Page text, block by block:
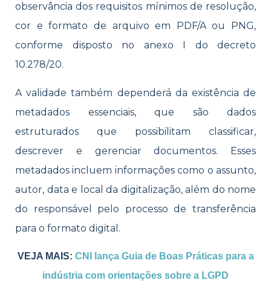
observância dos requisitos mínimos de resolução,
cor e formato de arquivo em PDF/A ou PNG,
conforme disposto no anexo I do decreto
10.278/20.
A validade também dependerá da existência de
metadados essenciais, que são dados
estruturados que possibilitam classificar,
descrever e gerenciar documentos. Esses
metadados incluem informações como o assunto,
autor, data e local da digitalização, além do nome
do responsável pelo processo de transferência
para o formato digital.
VEJA MAIS: CNI lança Guia de Boas Práticas para a
indústria com orientações sobre a LGPD